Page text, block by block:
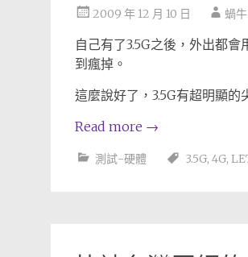
2009 年 12 月 10 日 蝸牛
自己有了3.5G之後，外出都
到瘋掉。
這麼說好了，3.5G有超明顯
Read more →
測試-硬體 3.5G, 4G,